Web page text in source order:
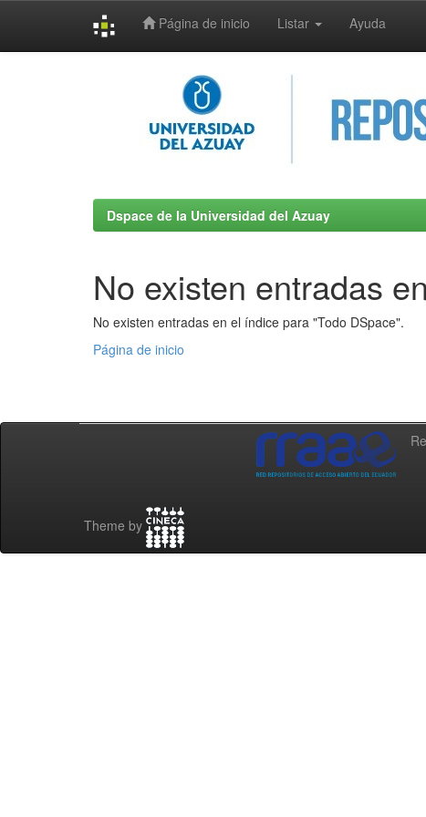
Página de inicio Listar Ayuda
Dspace de la Universidad del Azuay
No existen entradas
No existen entradas en el índice para "Todo DSpace".
Página de inicio
Theme by